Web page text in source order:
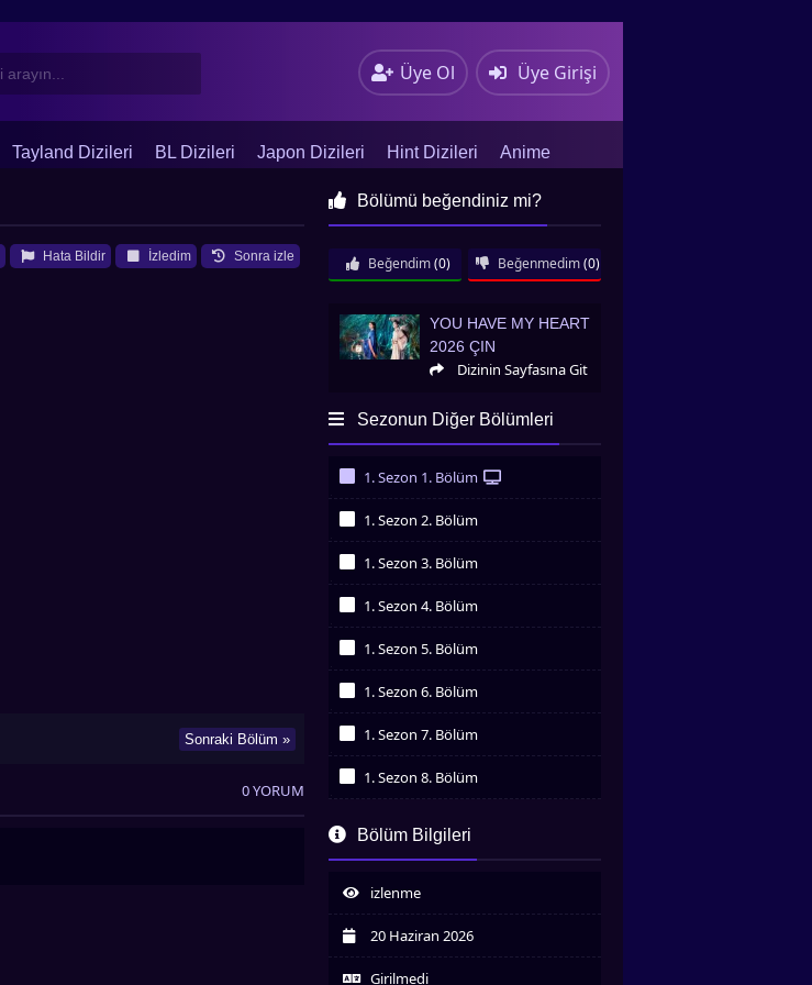
Üye Ol Üye Girişi
Tayland Dizileri BL Dizileri Japon Dizileri Hint Dizileri Anime
Sonra izle
İzledim
Hata Bildir
Sonraki Bölüm »
Bölümü beğendiniz mi?
Beğendim (0) Beğenmedim (0)
You Have My Heart 2026 Çin
YOU HAVE MY HEART
2026 ÇIN
Dizinin Sayfasına Git
Sezonun Diğer Bölümleri
1. Sezon 1. Bölüm
1. Sezon 2. Bölüm
1. Sezon 3. Bölüm
1. Sezon 4. Bölüm
1. Sezon 5. Bölüm
1. Sezon 6. Bölüm
1. Sezon 7. Bölüm
1. Sezon 8. Bölüm
İzledim
Bölüm Bilgileri
izlenme
20 Haziran 2026
Girilmedi
0 YORUM